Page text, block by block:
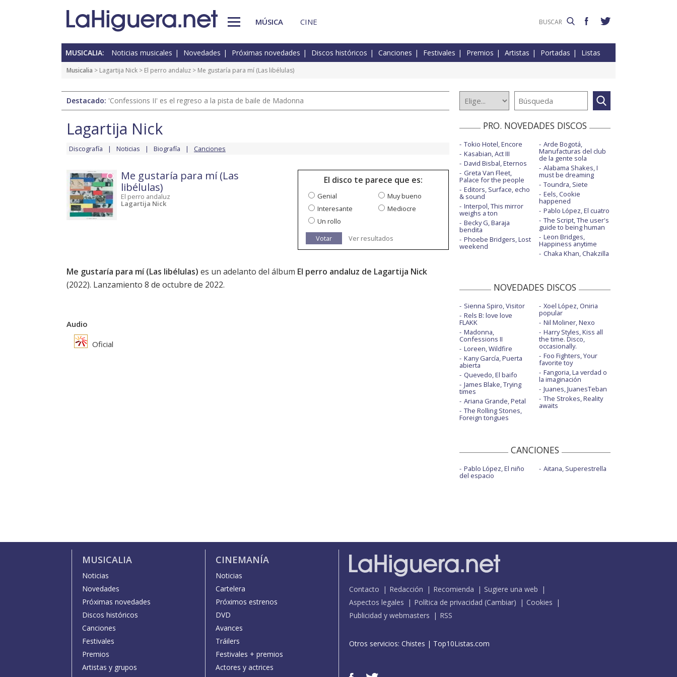
MÚSICA CINE
MUSICALIA: Noticias musicales Novedades Próximas novedades Discos históricos Canciones Festivales Premios Artistas Portadas Listas
Musicalia > Lagartija Nick > El perro andaluz > Me gustaría para mí (Las libélulas)
Destacado: 'Confessions II' es el regreso a la pista de baile de Madonna
Lagartija Nick
Discografía Noticias Biografía Canciones
Me gustaría para mí (Las
libélulas)
El perro andaluz
Lagartija Nick
El disco te parece que es:
Genial
Muy bueno
Interesante
Mediocre
Un rollo
Votar
Ver resultados
Me gustaría para mí (Las libélulas) es un adelanto del álbum El perro andaluz de Lagartija Nick
(2022). Lanzamiento 8 de octubre de 2022.
Audio
Oficial
PRO. NOVEDADES DISCOS
Tokio Hotel, Encore
Kasabian, Act III
David Bisbal, Eternos
Greta Van Fleet,
Palace for the people
Editors, Surface, echo
& sound
Interpol, This mirror
weighs a ton
Becky G, Baraja
bendita
Phoebe Bridgers, Lost
weekend
Arde Bogotá,
Manufacturas del club
de la gente sola
Alabama Shakes, I
must be dreaming
Toundra, Siete
Eels, Cookie
happened
Pablo López, El cuatro
The Script, The user's
guide to being human
Leon Bridges,
Happiness anytime
Chaka Khan, Chakzilla
NOVEDADES DISCOS
Sienna Spiro, Visitor
Rels B: love love
FLAKK
Madonna,
Confessions II
Loreen, Wildfire
Kany García, Puerta
abierta
Quevedo, El baifo
James Blake, Trying
times
Ariana Grande, Petal
The Rolling Stones,
Foreign tongues
Xoel López, Oniria
popular
Nil Moliner, Nexo
Harry Styles, Kiss all
the time. Disco,
occasionally.
Foo Fighters, Your
favorite toy
Fangoria, La verdad o
la imaginación
Juanes, JuanesTeban
The Strokes, Reality
awaits
CANCIONES
Pablo López, El niño
del espacio
Aitana, Superestrella
MUSICALIA
Noticias
Novedades
Próximas novedades
Discos históricos
Canciones
Festivales
Premios
Artistas y grupos
CINEMANÍA
Noticias
Cartelera
Próximos estrenos
DVD
Avances
Tráilers
Festivales + premios
Actores y actrices
Contacto Redacción Recomienda
Sugiere una web
Aspectos legales
Política de privacidad (Cambiar)
Cookies
Publicidad y webmasters
RSS
Otros servicios: Chistes | Top10Listas.com